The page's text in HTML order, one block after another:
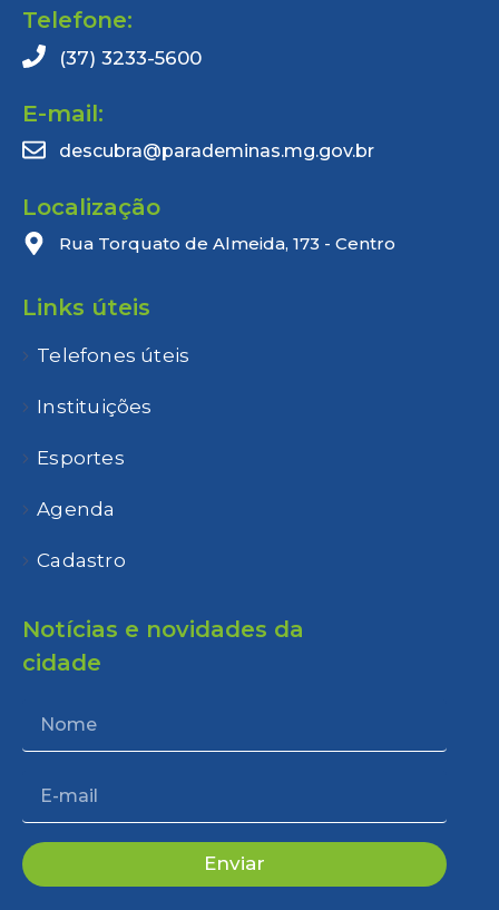
Telefone:
(37) 3233-5600
E-mail:
descubra@parademinas.mg.gov.br
Localização
Rua Torquato de Almeida, 173 - Centro
Links úteis
Telefones úteis
Instituições
Esportes
Agenda
Cadastro
Notícias e novidades da
cidade
Enviar